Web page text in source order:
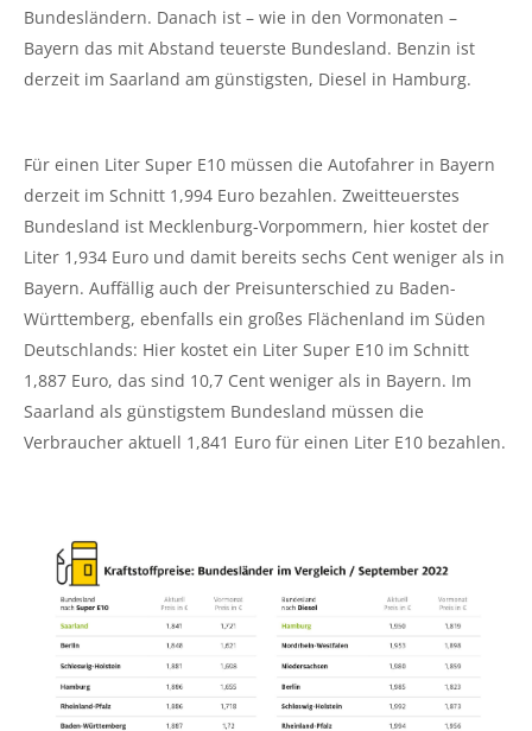
Bundesländern. Danach ist – wie in den Vormonaten –
Bayern das mit Abstand teuerste Bundesland. Benzin ist
derzeit im Saarland am günstigsten, Diesel in Hamburg.
Für einen Liter Super E10 müssen die Autofahrer in Bayern
derzeit im Schnitt 1,994 Euro bezahlen. Zweitteuerstes
Bundesland ist Mecklenburg-Vorpommern, hier kostet der
Liter 1,934 Euro und damit bereits sechs Cent weniger als in
Bayern. Auffällig auch der Preisunterschied zu Baden-
Württemberg, ebenfalls ein großes Flächenland im Süden
Deutschlands: Hier kostet ein Liter Super E10 im Schnitt
1,887 Euro, das sind 10,7 Cent weniger als in Bayern. Im
Saarland als günstigstem Bundesland müssen die
Verbraucher aktuell 1,841 Euro für einen Liter E10 bezahlen.